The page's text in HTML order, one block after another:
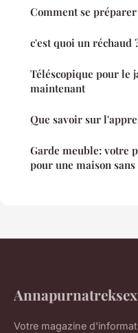
Comment se
c'est quoi un réchaud
Téléscopique pour le
maintenant
Que savoir sur
Garde meuble: votre
pour une maison sans
Votre magazine